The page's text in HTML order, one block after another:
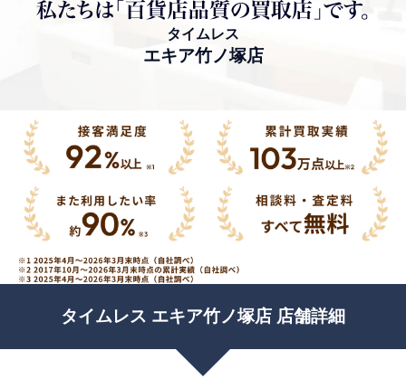
エキア竹ノ塚店
タイムレス エキア竹ノ塚店 店舗詳細